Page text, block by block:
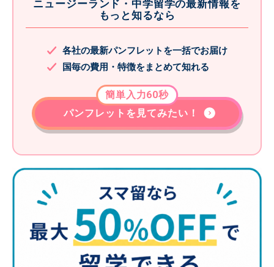
ニュージーランド・中学留学の最新情報を
もっと知るなら
各社の最新パンフレットを一括でお届け
国毎の費用・特徴をまとめて知れる
パンフレットを見てみたい！
簡単入力60秒